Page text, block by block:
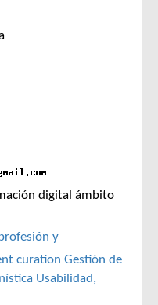
digital ámbito
y
curation Gestión de
Usabilidad,